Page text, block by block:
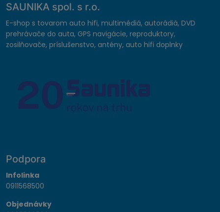
SAUNIKA spol. s r.o.
E-shop s tovarom auto hifi, multimédiá, autorádiá, DVD
prehrávače do auta, GPS navigácie, reproduktory,
zosilňovače, príslušenstvo, antény, auto hifi doplnky
Podpora
Infolinka
0911568500
Objednávky